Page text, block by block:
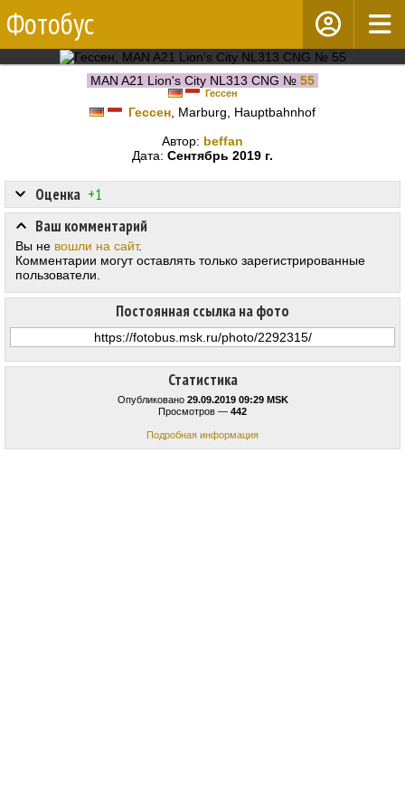
Фотобус
MAN A21 Lion's City NL313 CNG № 55
Гессен
Гессен , Marburg, Hauptbahnhof
Автор: beffan
Дата: Сентябрь 2019 г.
Статистика
Опубликовано 29.09.2019 09:29 MSK
Просмотров — 442
Подробная информация
Оценка +1
Постоянная ссылка на фото
Ваш комментарий
Вы не вошли на сайт.
Комментарии могут оставлять только зарегистрированные
пользователи.